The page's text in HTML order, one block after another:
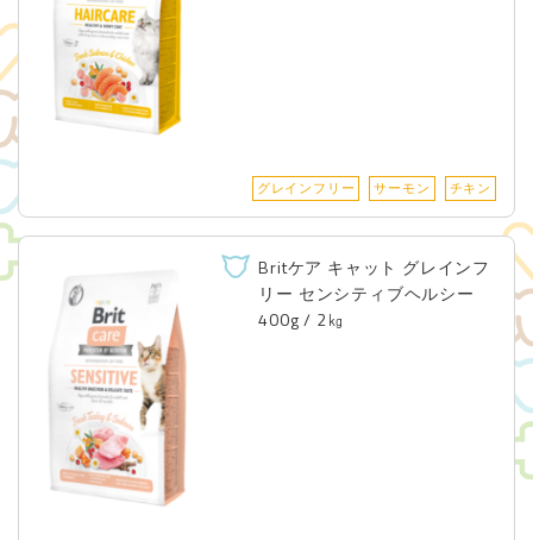
グレインフリー サーモン チキン
Britケア キャット グレインフ
リー センシティブヘルシー
400g / 2㎏